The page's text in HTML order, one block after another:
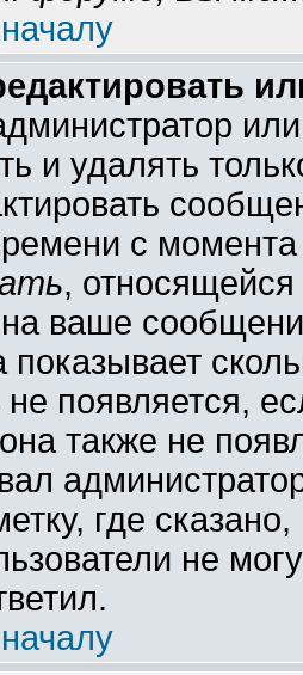
и удалять
с
,
ваше
показывает
появляется,
также не
где
не